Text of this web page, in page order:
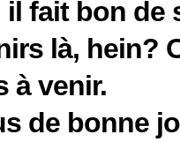
il fait bon de
là, hein?
à venir.
de bonne